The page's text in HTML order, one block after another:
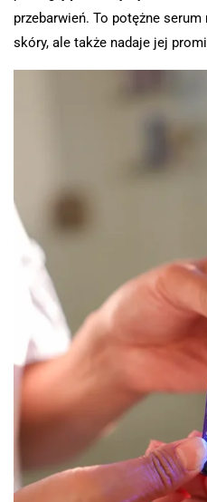
przebarwień. To potężne
skóry, ale także nadaje jej